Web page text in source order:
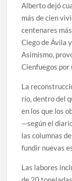
Alberto dejó
más de cien
centenares
Ciego de Ávila
Asimismo,
Cienfuegos por
La
río, dentro del
en los que los
—según el
las columnas
fundir nuevas
Las labores